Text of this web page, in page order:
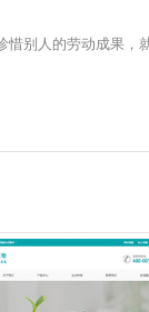
别人的劳动成果，